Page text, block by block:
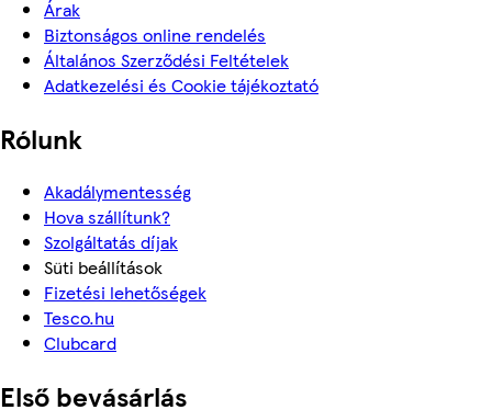
Árak
Biztonságos online rendelés
Általános Szerződési Feltételek
Adatkezelési és Cookie tájékoztató
Rólunk
Akadálymentesség
Hova szállítunk?
Szolgáltatás díjak
Süti beállítások
Fizetési lehetőségek
Tesco.hu
Clubcard
Első bevásárlás